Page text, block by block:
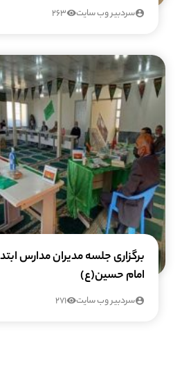
سردبیر وب سایت 263
برگزاری جلسه مدیران مدارس
امام حسین(ع)
سردبیر وب سایت 271